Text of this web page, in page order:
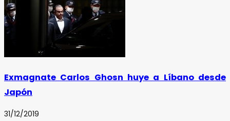
Exmagnate Carlos Ghosn huye a Líbano desde
Japón
31/12/2019